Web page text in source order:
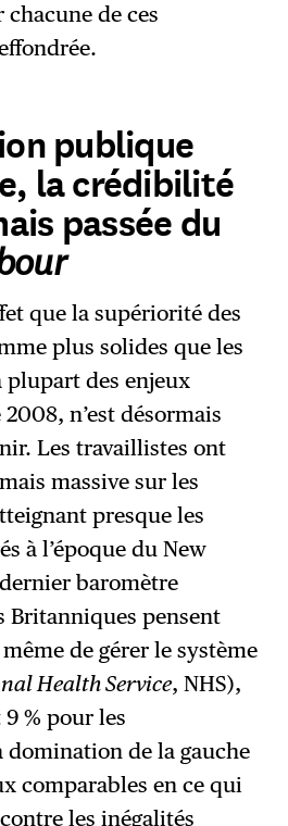
de ces
publique
la crédibilité
passée du
que la supériorité des
plus solides que les
des enjeux
n’est désormais
Les travaillistes ont
massive sur les
presque les
à l’époque du New
baromètre
Britanniques pensent
de gérer le système
Health Service, NHS),
% pour les
domination de la gauche
comparables en ce qui
les inégalités